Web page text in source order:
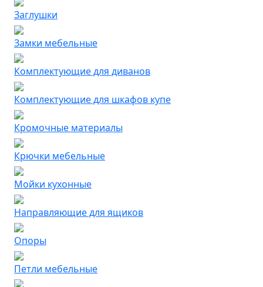
Заглушки
Замки мебельные
Комплектующие для диванов
Комплектующие для шкафов купе
Кромочные материалы
Крючки мебельные
Мойки кухонные
Направляющие для ящиков
Опоры
Петли мебельные